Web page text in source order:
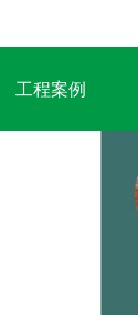
工程案例